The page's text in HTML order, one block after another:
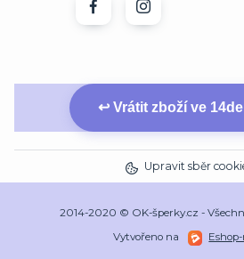
↩ Vrátit zboží ve
Upravit sběr
2014-2020 © OK-šperky.cz -
Vytvořeno na